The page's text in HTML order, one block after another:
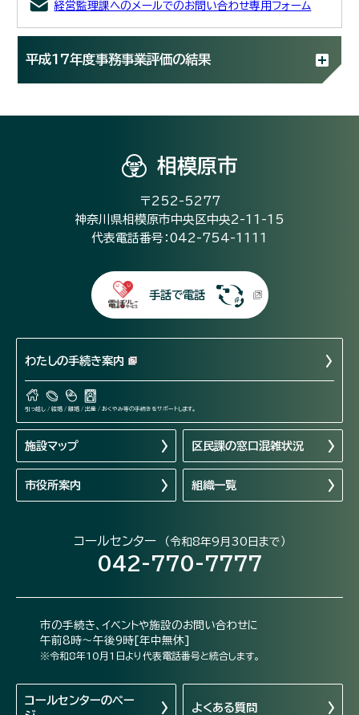
経営監理課へのメールでのお問い合わせ専用フォーム
平成17年度事務事業評価の結果
相模原市
〒252-5277
神奈川県相模原市中央区中央2-11-15
代表電話番号：042-754-1111
手話で電話
わたしの手続き案内
引っ越し / 結婚 / 離婚 / 出産 / おくやみ等の手続きをサポートします。
施設マップ 区民課の窓口混雑状況
市役所案内 組織一覧
コールセンター （令和8年9月30日まで）
042-770-7777
市の手続き、イベントや施設のお問い合わせに
午前8時～午後9時[年中無休]
※令和8年10月1日より代表電話番号と統合します。
コールセンターのペー
よくある質問